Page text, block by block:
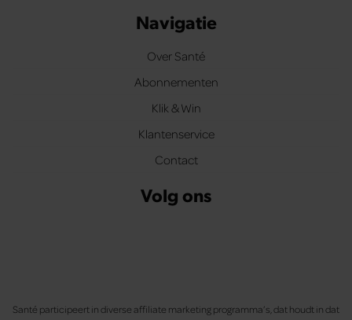
Navigatie
Over Santé
Abonnementen
Klik & Win
Klantenservice
Contact
Volg ons
Santé participeert in diverse affiliate marketing programma’s, dat houdt in dat